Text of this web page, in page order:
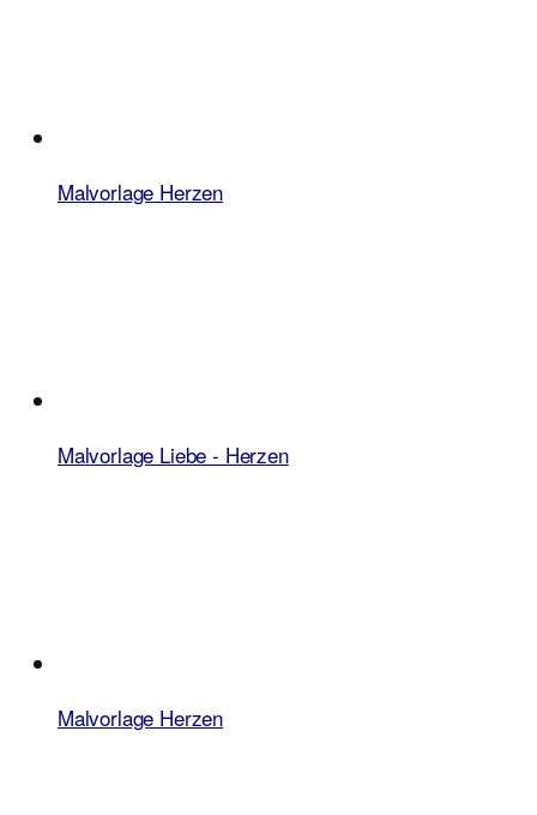
Malvorlage Herzen
Malvorlage Liebe - Herzen
Malvorlage Herzen